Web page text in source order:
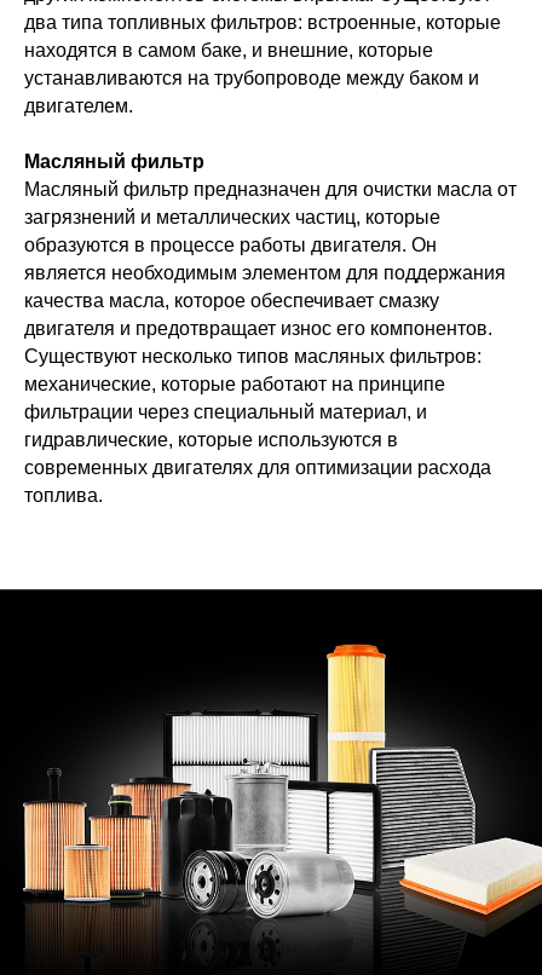
два типа топливных фильтров: встроенные, которые
находятся в самом баке, и внешние, которые
устанавливаются на трубопроводе между баком и
двигателем.
Масляный фильтр
Масляный фильтр предназначен для очистки масла от
загрязнений и металлических частиц, которые
образуются в процессе работы двигателя. Он
является необходимым элементом для поддержания
качества масла, которое обеспечивает смазку
двигателя и предотвращает износ его компонентов.
Существуют несколько типов масляных фильтров:
механические, которые работают на принципе
фильтрации через специальный материал, и
гидравлические, которые используются в
современных двигателях для оптимизации расхода
топлива.